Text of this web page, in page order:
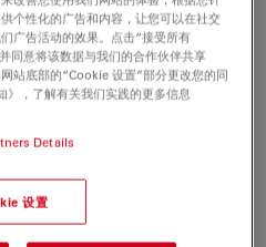
个性化的广告和内容，让您可以在社交
广告活动的效果。点击“接受所有
同意将该数据与我们的合作伙伴共享
站底部的“Cookie 设置”部分更改您的同
，了解有关我们实践的更多信息
Details
设置